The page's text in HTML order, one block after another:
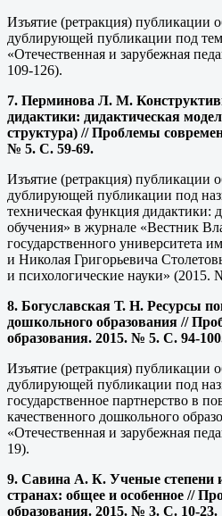
Изъятие (ретракция) публикации
дублирующей публикации под
«Отечественная и зарубежная
109-126).
7. Перминова Л. М.
дидактики: дидактическая
структура) // Проблемы
№ 5. С. 59-69.
Изъятие (ретракция) публикации
дублирующей публикации под
техническая функция дидактики:
обучения» в журнале «Вестник
государственного университета
и Николая Григорьевича
и психологические науки» (2015.
8. Богуславская Т. Н. Ресурсы
дошкольного образования //
образования. 2015. № 5. С. 94-
Изъятие (ретракция) публикации
дублирующей публикации под
государственное партнерство в
качественного дошкольного
«Отечественная и зарубежная
19).
9. Савина А. К. Ученые степени
странах: общее и особенное //
образования. 2015. № 3. С. 10-23.